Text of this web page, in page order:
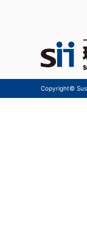
Copyright©